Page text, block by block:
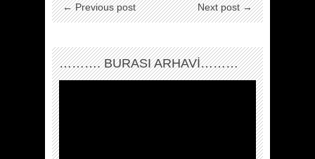
← Previous post Next post →
………. BURASI ARHAVİ………